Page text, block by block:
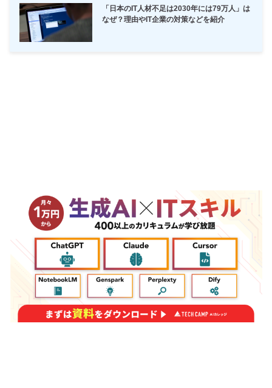
「日本のIT人材不足は2030年には79万人」は
なぜ？理由やIT企業の対策などを紹介